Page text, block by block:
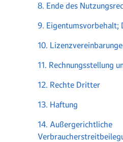
8. Ende des
9. Eigentumsvorbehalt;
10.
11. Rechnungsstellung
12. Rechte Dritter
13. Haftung
14. Außergerichtliche